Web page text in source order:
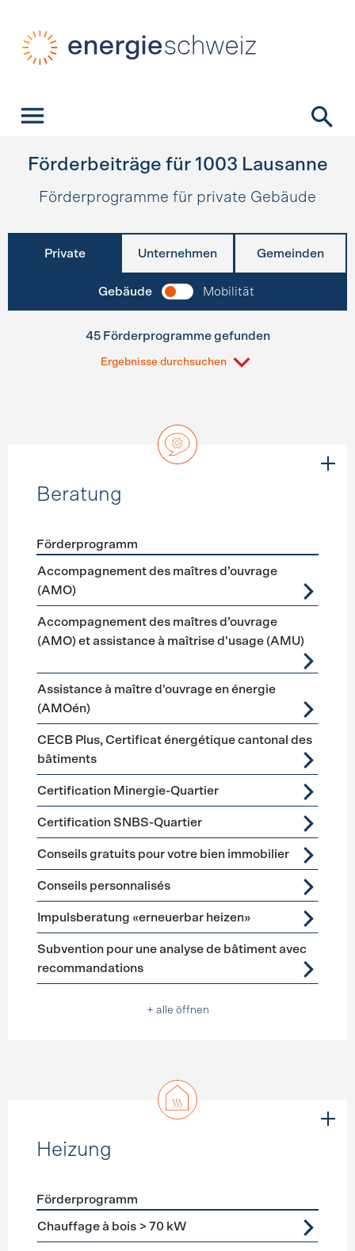
Förderbeiträge für 1003 Lausanne
Förderprogramme für private Gebäude
Private Unternehmen Gemeinden
Gebäude Mobilität
45 Förderprogramme gefunden
Ergebnisse durchsuchen
Beratung
Förderprogramme Beratung
Förderprogramm
Accompagnement des maîtres d’ouvrage
(AMO)
Accompagnement des maîtres d’ouvrage
(AMO) et assistance à maîtrise d'usage (AMU)
Assistance à maître d'ouvrage en énergie
(AMOén)
CECB Plus, Certificat énergétique cantonal des
bâtiments
Certification Minergie-Quartier
Certification SNBS-Quartier
Conseils gratuits pour votre bien immobilier
Conseils personnalisés
Impulsberatung «erneuerbar heizen»
Subvention pour une analyse de bâtiment avec
recommandations
+ alle öffnen
Heizung
Förderprogramme Heizung
Förderprogramm
Chauffage à bois > 70 kW